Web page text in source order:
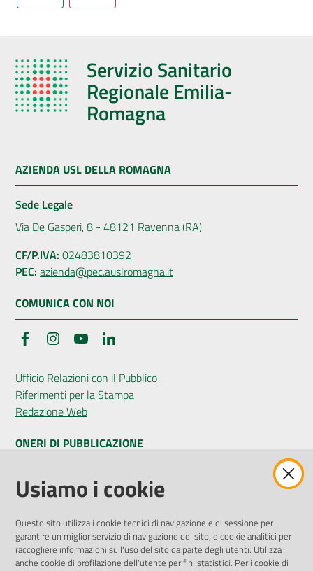
Servizio Sanitario
Regionale Emilia-
Romagna
AZIENDA USL DELLA ROMAGNA
Sede Legale
Via De Gasperi, 8 - 48121 Ravenna (RA)
CF/P.IVA: 02483810392
PEC: azienda@pec.auslromagna.it
COMUNICA CON NOI
FacebookInstagramYouTube
Ufficio Relazioni con il Pubblico
Riferimenti per la Stampa
Redazione Web
ONERI DI PUBBLICAZIONE
Amministrazione Trasparente
Pubblicità legale
Privacy Policy
Attuazione Misure PNRR
Liste di Attesa
Usiamo i cookie
Questo sito utilizza i cookie tecnici di navigazione e di sessione per
garantire un miglior servizio di navigazione del sito, e cookie analitici per
raccogliere informazioni sull'uso del sito da parte degli utenti. Utilizza
anche cookie di profilazione dell'utente per fini statistici. Per i cookie di